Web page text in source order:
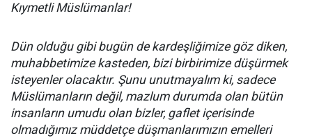
Kıymetli Müslümanlar!
Dün olduğu gibi bugün de kardeşliğimize göz diken,
muhabbetimize kasteden, bizi birbirimize düşürmek
isteyenler olacaktır. Şunu unutmayalım ki, sadece
Müslümanların değil, mazlum durumda olan bütün
insanların umudu olan bizler, gaflet içerisinde
olmadığımız müddetçe düşmanlarımızın emelleri